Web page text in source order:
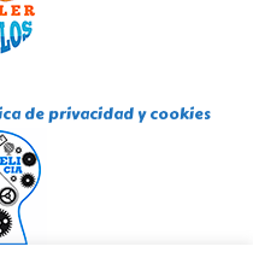
de privacidad y cookies